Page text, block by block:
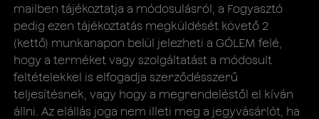
mailben tájékoztatja a módosulásról, a Fogyasztó
pedig ezen tájékoztatás megküldését követő 2
(kettő) munkanapon belül jelezheti a GÓLEM felé,
hogy a terméket vagy szolgáltatást a módosult
feltételekkel is elfogadja szerződésszerű
teljesítésnek, vagy hogy a megrendeléstől el kíván
állni. Az elállás joga nem illeti meg a jegyvásárlót, ha